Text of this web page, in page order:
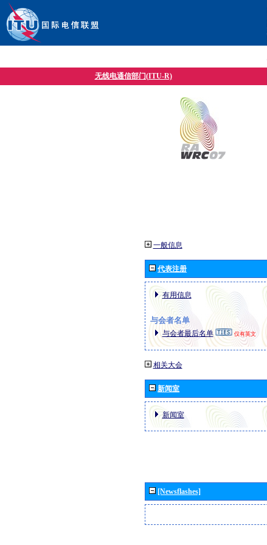
无线电通信部门(ITU-R)
一般信息
代表注册
有用信息
与会者名单
与会者最后名单 仅有英文
相关大会
新闻室
新闻室
[Newsflashes]